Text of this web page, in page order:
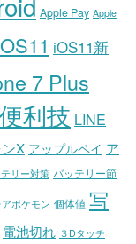
Apple Pay Apple
iOS11新
7 Plus
利技 LINE
X アップルペイ ア
リー対策 バッテリー節
アポケモン 個体値 写
電池切れ ３Dタッチ